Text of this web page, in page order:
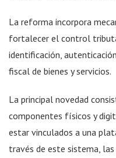
La reforma incorpora
fortalecer el control
identificación,
fiscal de bienes y servicios.
La principal novedad
componentes físicos y
estar vinculados a una
través de este sistema,